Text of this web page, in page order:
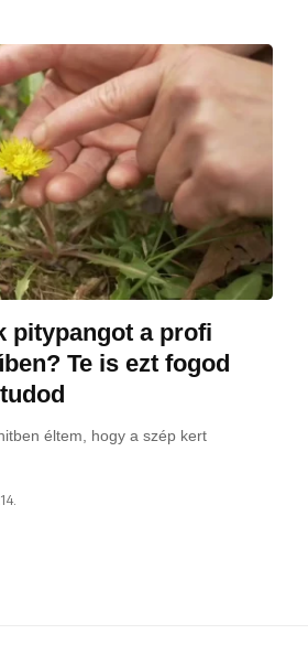
pitypangot a profi
Te is ezt fogod
éltem, hogy a szép kert